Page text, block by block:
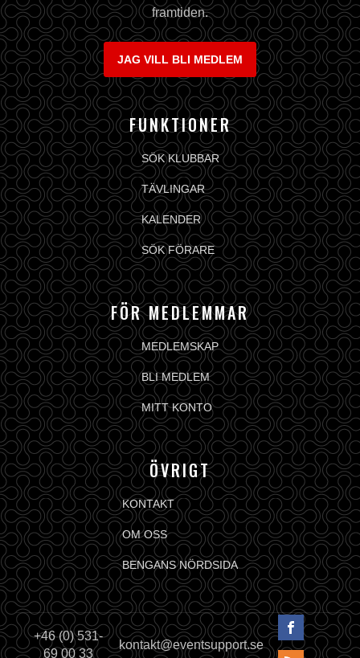
framtiden.
JAG VILL BLI MEDLEM
FUNKTIONER
SÖK KLUBBAR
TÄVLINGAR
KALENDER
SÖK FÖRARE
FÖR MEDLEMMAR
MEDLEMSKAP
BLI MEDLEM
MITT KONTO
ÖVRIGT
KONTAKT
OM OSS
BENGANS NÖRDSIDA
+46 (0) 531-
69 00 33
kontakt@eventsupport.se